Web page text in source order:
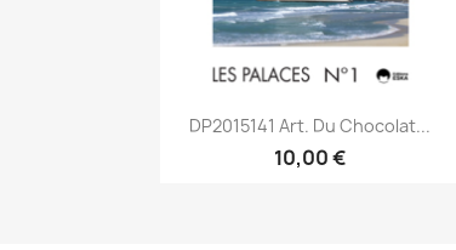
Aperçu rapide
DP2015141 Art. Du Chocolat...
10,00 €